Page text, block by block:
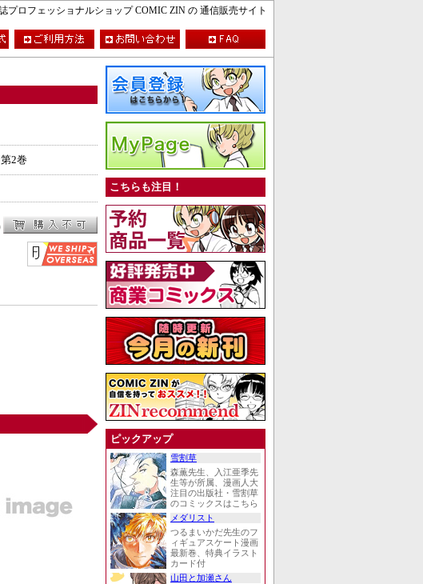
プロフェッショナルショップ COMIC ZIN の 通信販売サイト
第2巻
こちらも注目！
ピックアップ
雪割草
森薫先生、入江亜季先
生等が所属、漫画人大
注目の出版社・雪割草
のコミックスはこちら
メダリスト
つるまいかだ先生のフ
ィギュアスケート漫画
最新巻、特典イラスト
カード付
山田と加瀬さん